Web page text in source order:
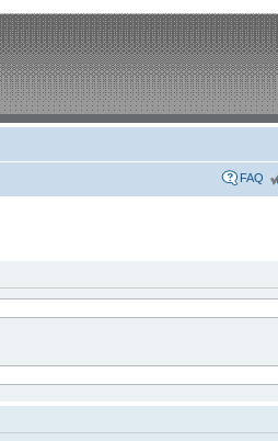
FAQ